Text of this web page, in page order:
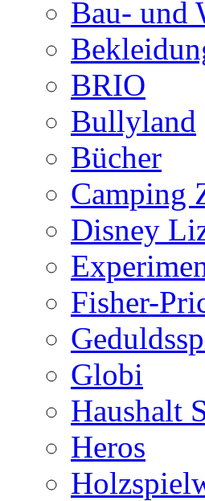
Bau- und
BRIO
Bullyland
Bücher
Camping
Disney
Fisher-
Globi
Haushalt
Heros